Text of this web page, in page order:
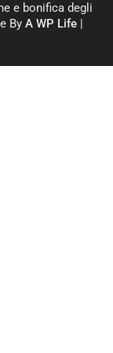
e bonifica degli
By A WP Life |